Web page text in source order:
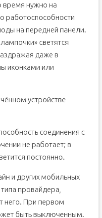
время нужно на
работоспособности
на передней панели.
светятся
даже в
иконками или
устройстве
соединения с
не работает; в
постоянно.
и других мобильных
провайдера,
него. При первом
быть выключенным.